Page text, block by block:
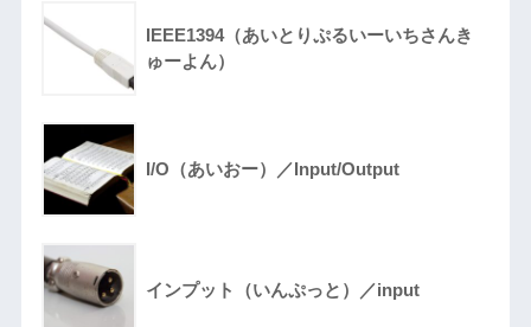
IEEE1394（あいとりぷるいーいちさんき
ゅーよん）
I/O（あいおー）／Input/Output
インプット（いんぷっと）／input